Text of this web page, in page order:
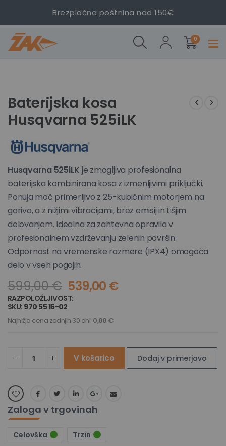
Brezplačna poštnina nad 150€
0izdelki
galerije
slik
kosa
Husqvarna
kosa
Husqvarna
galerije
slik
Baterijska kosa
Husqvarna 525iLK
Husqvarna 525iLK je zmogljiva profesionalna
baterijska kombinirana kosa z izmenljivimi priključki.
Ponuja moč primerljivo z 25-kubičnim motorjem na
gorivo, a z nižjimi vibracijami, brez emisij in tišjim
delovanjem. Idealna za zahtevna opravila v
profesionalnem vzdrževanju zelenih površin.
Odpornost na vremenske razmere (IPX4) omogoča
delo v vseh pogojih.
599,00 € 539,00 €
RAZPOLOŽLJIVOST:
SKU 970 55 16-02
Najnižja cena zadnjih 30 dni: 0,00 €
V košarico Dodaj v primerjavo
Zaloga v trgovinah
Celovška Trzin